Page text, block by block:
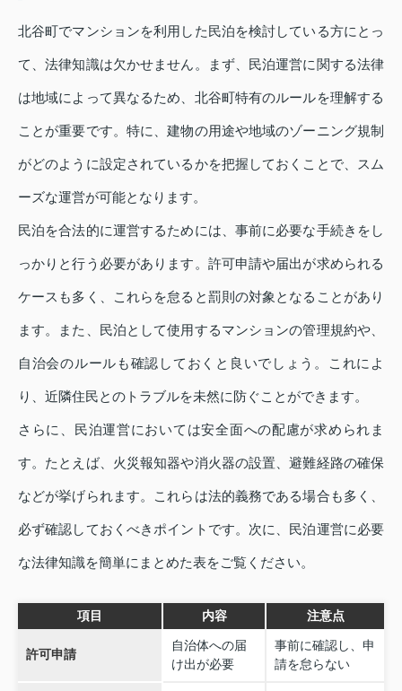
北谷町でマンションを利用した民泊を検討している方にとっ
て、法律知識は欠かせません。まず、民泊運営に関する法律
は地域によって異なるため、北谷町特有のルールを理解する
ことが重要です。特に、建物の用途や地域のゾーニング規制
がどのように設定されているかを把握しておくことで、スム
ーズな運営が可能となります。
民泊を合法的に運営するためには、事前に必要な手続きをし
っかりと行う必要があります。許可申請や届出が求められる
ケースも多く、これらを怠ると罰則の対象となることがあり
ます。また、民泊として使用するマンションの管理規約や、
自治会のルールも確認しておくと良いでしょう。これによ
り、近隣住民とのトラブルを未然に防ぐことができます。
さらに、民泊運営においては安全面への配慮が求められま
す。たとえば、火災報知器や消火器の設置、避難経路の確保
などが挙げられます。これらは法的義務である場合も多く、
必ず確認しておくべきポイントです。次に、民泊運営に必要
な法律知識を簡単にまとめた表をご覧ください。
項目 内容 注意点
許可申請
自治体への届
け出が必要
事前に確認し、申
請を怠らない